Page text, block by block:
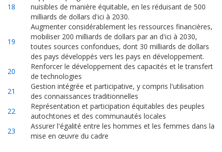
18
nuisibles de manière équitable, en les réduisant de 500
milliards de dollars d'ici à 2030.
19
Augmenter considérablement les ressources financières,
mobiliser 200 milliards de dollars par an d'ici à 2030,
toutes sources confondues, dont 30 milliards de dollars
des pays développés vers les pays en développement.
20
Renforcer le développement des capacités et le transfert
de technologies
21
Gestion intégrée et participative, y compris l'utilisation
des connaissances traditionnelles
22
Représentation et participation équitables des peuples
autochtones et des communautés locales
23
Assurer l'égalité entre les hommes et les femmes dans la
mise en œuvre du cadre